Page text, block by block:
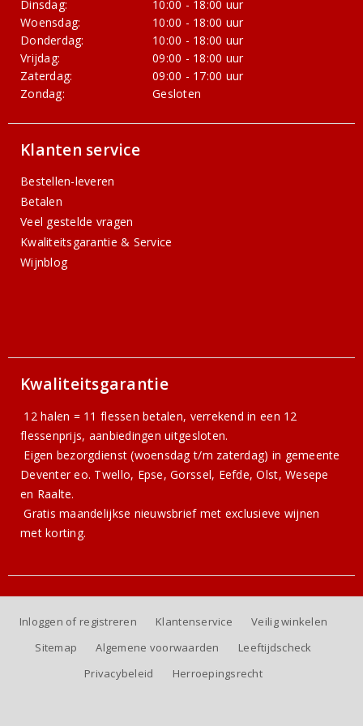
Dinsdag:
10:00 - 18:00 uur
Woensdag:
10:00 - 18:00 uur
Donderdag:
10:00 - 18:00 uur
Vrijdag:
09:00 - 18:00 uur
Zaterdag:
09:00 - 17:00 uur
Zondag:
Gesloten
Klanten service
Bestellen-leveren
Betalen
Veel gestelde vragen
Kwaliteitsgarantie & Service
Wijnblog
Kwaliteitsgarantie
12 halen = 11 flessen betalen, verrekend in een 12
flessenprijs, aanbiedingen uitgesloten.
Eigen bezorgdienst (woensdag t/m zaterdag) in gemeente
Deventer eo. Twello, Epse, Gorssel, Eefde, Olst, Wesepe
en Raalte.
Gratismaandelijkse nieuwsbriefmet exclusieve wijnen
met korting.
Inloggen of registreren Klantenservice
Veilig winkelen
Sitemap
Algemene voorwaarden
Leeftijdscheck
Privacybeleid
Herroepingsrecht